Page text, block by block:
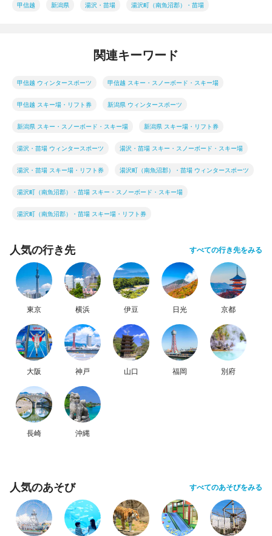
甲信越 新潟県 湯沢・苗場 湯沢町（南魚沼郡）・苗場
関連キーワード
甲信越 ウィンタースポーツ 甲信越 スキー・スノーボード・スキー場
甲信越 スキー場・リフト券 新潟県 ウィンタースポーツ
新潟県 スキー・スノーボード・スキー場 新潟県 スキー場・リフト券
湯沢・苗場 ウィンタースポーツ 湯沢・苗場 スキー・スノーボード・スキー場
湯沢・苗場 スキー場・リフト券 湯沢町（南魚沼郡）・苗場 ウィンタースポーツ
湯沢町（南魚沼郡）・苗場 スキー・スノーボード・スキー場
湯沢町（南魚沼郡）・苗場 スキー場・リフト券
人気の行き先 すべての行き先をみる
東京 横浜 伊豆 日光 京都
大阪 神戸 山口 福岡 別府
長崎 沖縄
人気のあそび すべてのあそびをみる